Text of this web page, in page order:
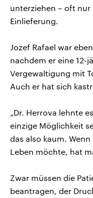
unterziehen – oft nur
Einlieferung.
Jozef Rafael war
nachdem er eine 12-
Vergewaltigung mit
Auch er hat sich
„Dr. Herrova lehnte
einzige Möglichkeit
das also kaum.
Leben möchte, hat
Zwar müssen die
beantragen, der